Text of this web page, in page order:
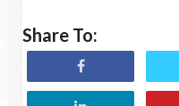
Share To: